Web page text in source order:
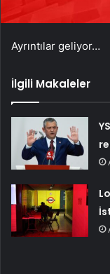
Ayrıntılar geliyor…
İlgili Makaleler